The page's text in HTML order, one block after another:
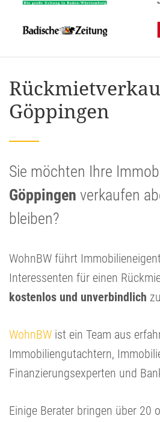
Göppingen
Sie möchten Ihre
Göppingen verkaufen
bleiben?
WohnBW führt
Interessenten für einen
kostenlos und unverbindlich
WohnBW ist ein Team aus
Immobiliengutachtern,
Finanzierungsexperten und
Einige Berater bringen über 20